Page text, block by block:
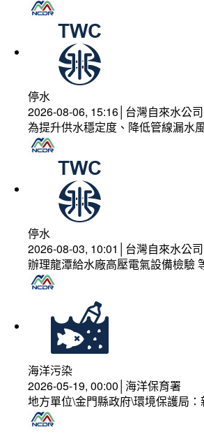
停水
2026-08-06, 15:16│台灣自來水公司
為提升供水穩定度、降低管線漏水
停水
2026-08-03, 10:01│台灣自來水公司
辦理龍潭給水廠高壓電氣設備檢驗
海洋污染
2026-05-19, 00:00│海洋保育署
地方單位\金門縣政府\環境保護局